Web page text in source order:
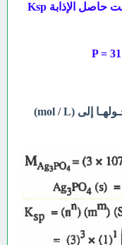
أحسب ثابت حاصل الإذابة Ksp
لاحظ ان الذائبية بوحدة (g / L) لذلك نحـولهـا إلى (mol / L)